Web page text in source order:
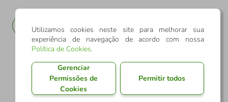
Utilizamos cookies neste site para melhorar sua
experiência de navegação de acordo com nossa
Política de Cookies.
Gerenciar
Permissões de
Cookies
Permitir todos